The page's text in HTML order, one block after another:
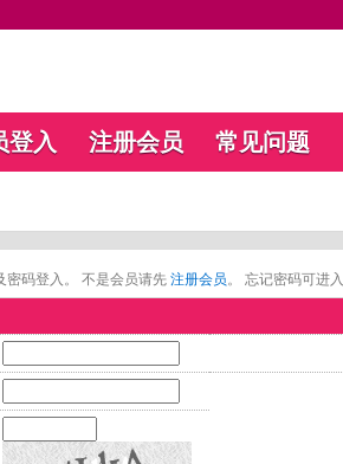
登入 注册会员 常见问题
密码登入。 不是会员请先 注册会员。 忘记密码可进入